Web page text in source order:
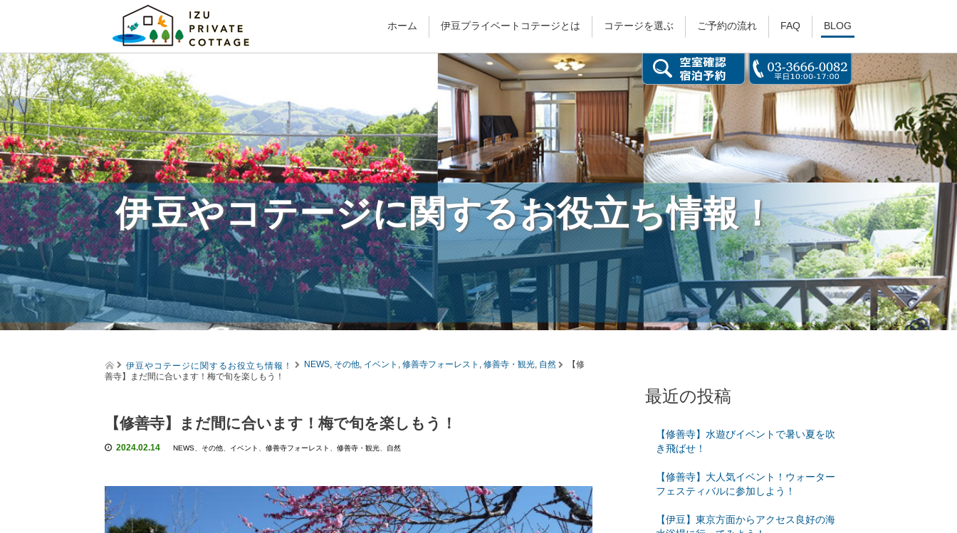
ホーム 伊豆プライベートコテージとは コテージを選ぶ ご予約の流れ FAQ BLOG
伊豆やコテージに関するお役立ち情報！
伊豆やコテージに関するお役立ち情報！ NEWS, その他, イベント , 修善寺フォーレスト , 修善寺・観光, 自然
【修
善寺】まだ間に合います！梅で旬を楽しもう！
【修善寺】まだ間に合います！梅で旬を楽しもう！
2024.02.14 NEWS その他 イベント 修善寺フォーレスト 修善寺・観光 自然
最近の投稿
【修善寺】水遊びイベントで暑い夏を吹
き飛ばせ！
【修善寺】大人気イベント！ウォーター
フェスティバルに参加しよう！
【伊豆】東京方面からアクセス良好の海